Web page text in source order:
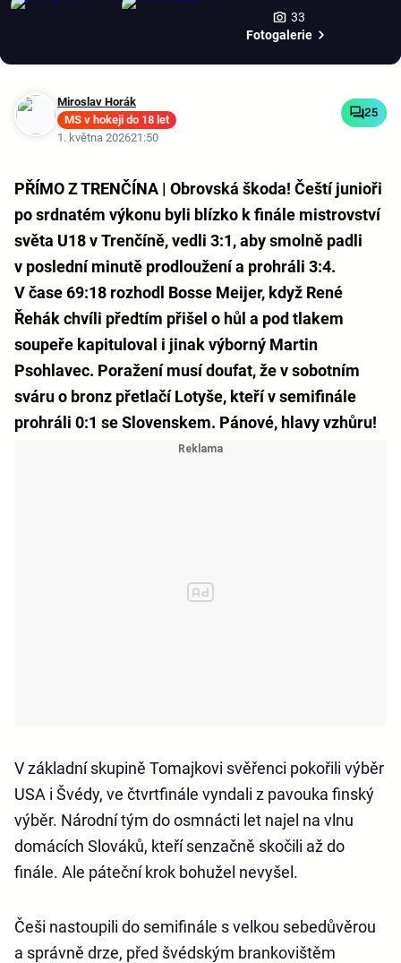
33
Fotogalerie
Miroslav Horák
MS v hokeji do 18 let
1. května 202621:50
25
PŘÍMO Z TRENČÍNA | Obrovská škoda! Čeští junioři
po srdnatém výkonu byli blízko k finále mistrovství
světa U18 v Trenčíně, vedli 3:1, aby smolně padli
v poslední minutě prodloužení a prohráli 3:4.
V čase 69:18 rozhodl Bosse Meijer, když René
Řehák chvíli předtím přišel o hůl a pod tlakem
soupeře kapituloval i jinak výborný Martin
Psohlavec. Poražení musí doufat, že v sobotním
sváru o bronz přetlačí Lotyše, kteří v semifinále
prohráli 0:1 se Slovenskem. Pánové, hlavy vzhůru!
V základní skupině Tomajkovi svěřenci pokořili výběr
USA i Švédy, ve čtvrtfinále vyndali z pavouka finský
výběr. Národní tým do osmnácti let najel na vlnu
domácích Slováků, kteří senzačně skočili až do
finále. Ale páteční krok bohužel nevyšel.
Češi nastoupili do semifinále s velkou sebedůvěrou
a správně drze, před švédským brankovištěm